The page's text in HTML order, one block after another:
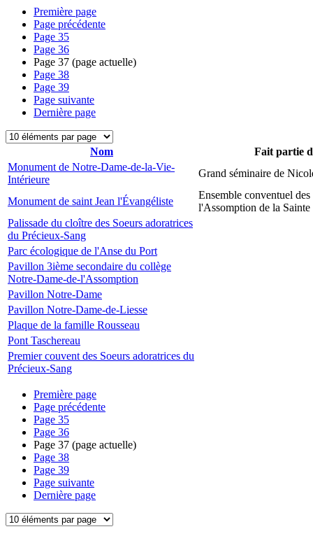
Première page
Page précédente
Page 35
Page 36
Page 37 (page actuelle)
Page 38
Page 39
Page suivante
Dernière page
Nom
Fait partie
Monument de Notre-Dame-de-la-Vie-
Intérieure
Grand séminaire de
Monument de saint Jean l'Évangéliste
Ensemble conventuel des
l'Assomption de la
Palissade du cloître des Soeurs adoratrices
du Précieux-Sang
Parc écologique de l'Anse du Port
Pavillon 3ième secondaire du collège
Notre-Dame-de-l'Assomption
Pavillon Notre-Dame
Pavillon Notre-Dame-de-Liesse
Plaque de la famille Rousseau
Pont Taschereau
Premier couvent des Soeurs adoratrices du
Précieux-Sang
Première page
Page précédente
Page 35
Page 36
Page 37 (page actuelle)
Page 38
Page 39
Page suivante
Dernière page